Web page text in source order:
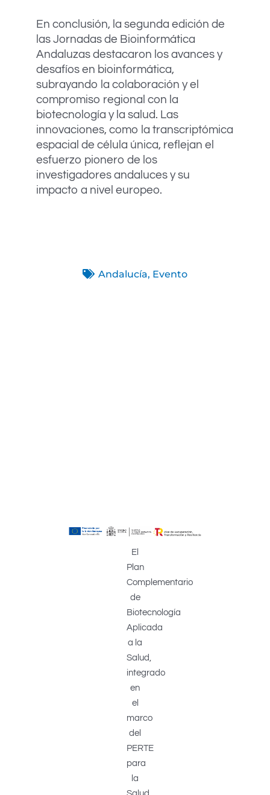
En conclusión, la segunda edición de
las Jornadas de Bioinformática
Andaluzas destacaron los avances y
desafíos en bioinformática,
subrayando la colaboración y el
compromiso regional con la
biotecnología y la salud. Las
innovaciones, como la transcriptómica
espacial de célula única, reflejan el
esfuerzo pionero de los
investigadores andaluces y su
impacto a nivel europeo.
Andalucía, Evento
El
Plan
Complementario
de
Biotecnología
Aplicada
a la
Salud,
integrado
en
el
marco
del
PERTE
para
la
Salud